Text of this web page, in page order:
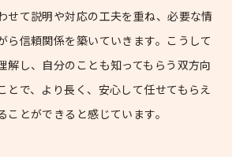
せて説明や対応の工夫を重ね、必要な情
ら信頼関係を築いていきます。こうして
解し、自分のことも知ってもらう双方向
とで、より長く、安心して任せてもらえ
ことができると感じています。